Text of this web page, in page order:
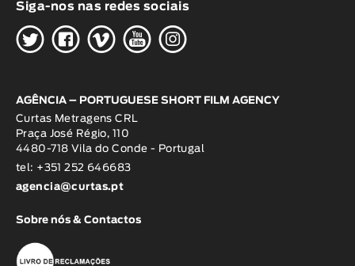
Siga-nos nas redes sociais
HGWOK
AGÊNCIA – PORTUGUESE SHORT FILM AGENCY
Curtas Metragens CRL
Praça José Régio, 110
4480-718 Vila do Conde - Portugal
tel: +351 252 646683
agencia@curtas.pt
Sobre nós & Contactos